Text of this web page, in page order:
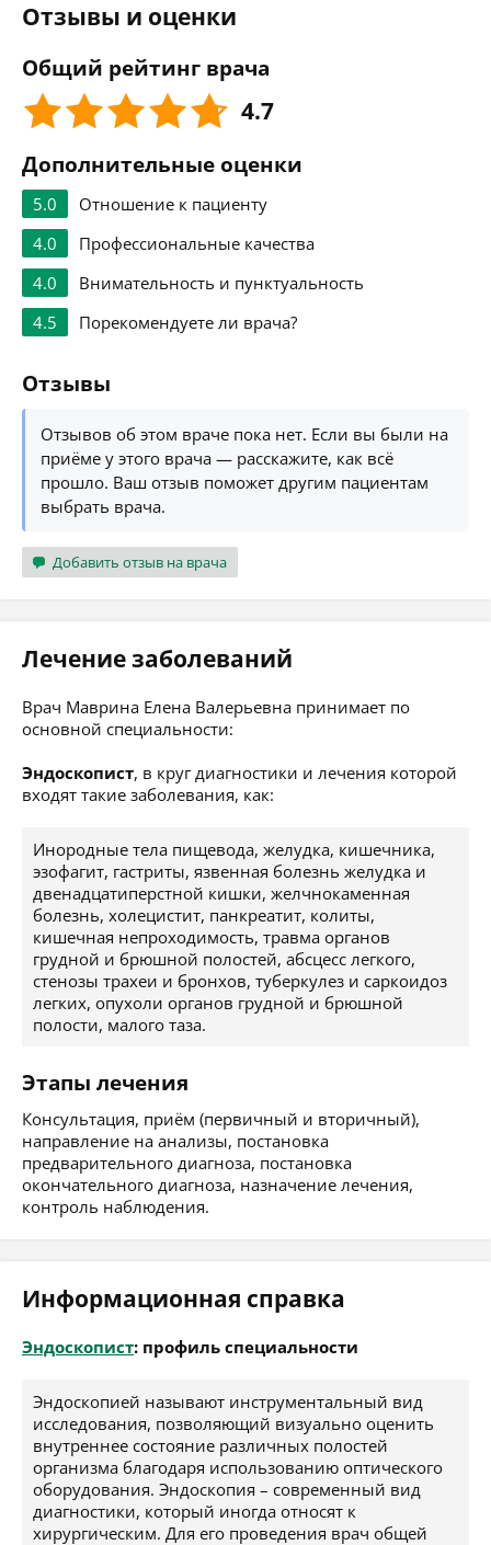
Отзывы и оценки
Общий рейтинг врача
4.7
Дополнительные оценки
5.0
Отношение к пациенту
4.0
Профессиональные качества
4.0
Внимательность и пунктуальность
4.5
Порекомендуете ли врача?
Отзывы
Отзывов об этом враче пока нет. Если вы были на
приёме у этого врача — расскажите, как всё
прошло. Ваш отзыв поможет другим пациентам
выбрать врача.
Добавить отзыв на врача
Лечение заболеваний
Врач Маврина Елена Валерьевна принимает по
основной специальности:
Эндоскопист, в круг диагностики и лечения которой
входят такие заболевания, как:
Инородные тела пищевода, желудка, кишечника,
эзофагит, гастриты, язвенная болезнь желудка и
двенадцатиперстной кишки, желчнокаменная
болезнь, холецистит, панкреатит, колиты,
кишечная непроходимость, травма органов
грудной и брюшной полостей, абсцесс легкого,
стенозы трахеи и бронхов, туберкулез и саркоидоз
легких, опухоли органов грудной и брюшной
полости, малого таза.
Этапы лечения
Консультация, приём (первичный и вторичный),
направление на анализы, постановка
предварительного диагноза, постановка
окончательного диагноза, назначение лечения,
контроль наблюдения.
Информационная справка
Эндоскопист: профиль специальности
Эндоскопией называют инструментальный вид
исследования, позволяющий визуально оценить
внутреннее состояние различных полостей
организма благодаря использованию оптического
оборудования. Эндоскопия – современный вид
диагностики, который иногда относят к
хирургическим. Для его проведения врач общей